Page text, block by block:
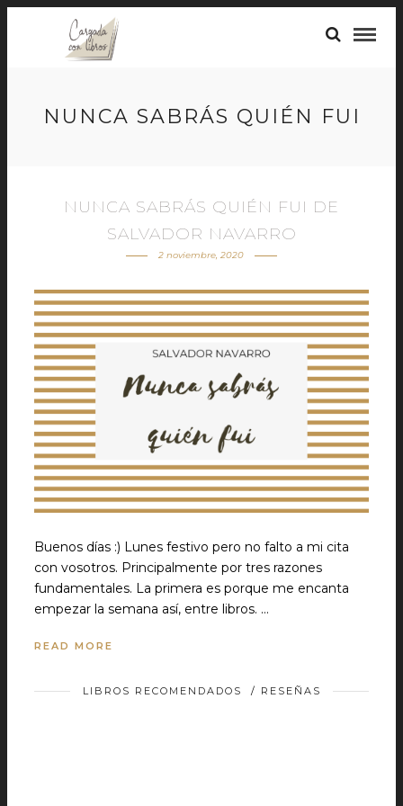
NUNCA SABRÁS QUIÉN FUI
NUNCA SABRÁS QUIÉN FUI DE
SALVADOR NAVARRO
2 noviembre, 2020
Buenos días :) Lunes festivo pero no falto a mi cita
con vosotros. Principalmente por tres razones
fundamentales. La primera es porque me encanta
empezar la semana así, entre libros. …
READ MORE
LIBROS RECOMENDADOS / RESEÑAS